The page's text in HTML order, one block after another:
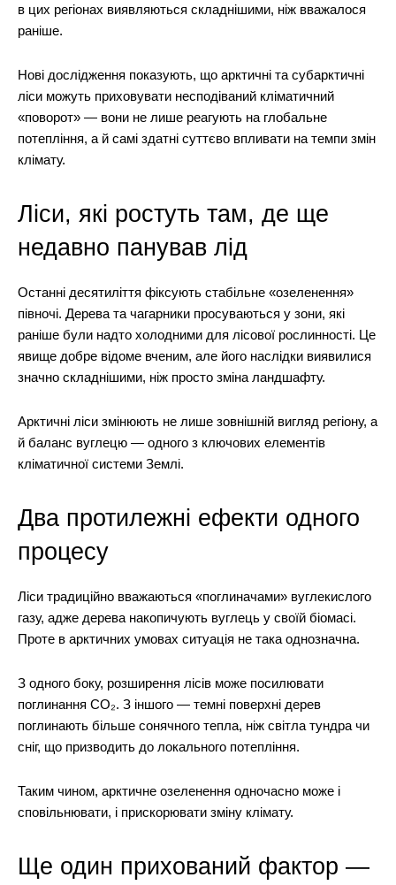
в цих регіонах виявляються складнішими, ніж вважалося
раніше.
Нові дослідження показують, що арктичні та субарктичні
ліси можуть приховувати несподіваний кліматичний
«поворот» — вони не лише реагують на глобальне
потепління, а й самі здатні суттєво впливати на темпи змін
клімату.
Ліси, які ростуть там, де ще
недавно панував лід
Останні десятиліття фіксують стабільне «озеленення»
півночі. Дерева та чагарники просуваються у зони, які
раніше були надто холодними для лісової рослинності. Це
явище добре відоме вченим, але його наслідки виявилися
значно складнішими, ніж просто зміна ландшафту.
Арктичні ліси змінюють не лише зовнішній вигляд регіону, а
й баланс вуглецю — одного з ключових елементів
кліматичної системи Землі.
Два протилежні ефекти одного
процесу
Ліси традиційно вважаються «поглиначами» вуглекислого
газу, адже дерева накопичують вуглець у своїй біомасі.
Проте в арктичних умовах ситуація не така однозначна.
З одного боку, розширення лісів може посилювати
поглинання CO₂. З іншого — темні поверхні дерев
поглинають більше сонячного тепла, ніж світла тундра чи
сніг, що призводить до локального потепління.
Таким чином, арктичне озеленення одночасно може і
сповільнювати, і прискорювати зміну клімату.
Ще один прихований фактор —